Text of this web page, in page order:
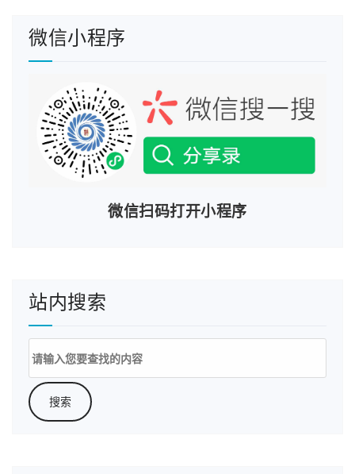
微信小程序
微信扫码打开小程序
站内搜索
索：